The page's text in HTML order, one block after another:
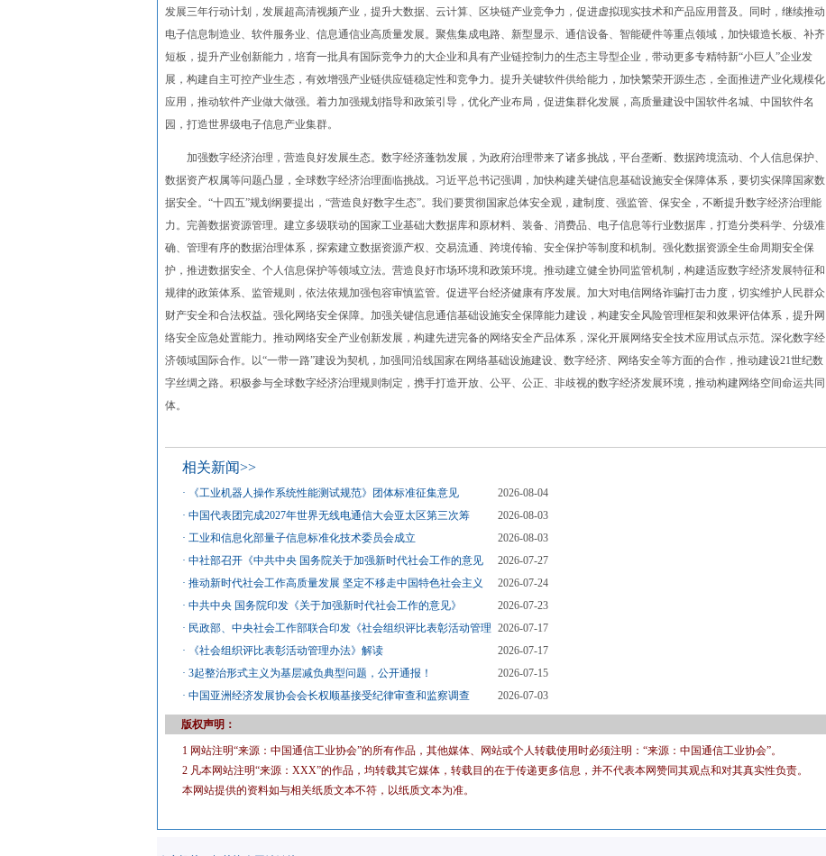
发展三年行动计划，发展超高清视频产业，提升大数据、云计算、区块链产业竞争力，促进虚拟现实技术和产品应用普及。同时，继续推动
电子信息制造业、软件服务业、信息通信业高质量发展。聚焦集成电路、新型显示、通信设备、智能硬件等重点领域，加快锻造长板、补齐
短板，提升产业创新能力，培育一批具有国际竞争力的大企业和具有产业链控制力的生态主导型企业，带动更多专精特新“小巨人”企业发
展，构建自主可控产业生态，有效增强产业链供应链稳定性和竞争力。提升关键软件供给能力，加快繁荣开源生态，全面推进产业化规模化
应用，推动软件产业做大做强。着力加强规划指导和政策引导，优化产业布局，促进集群化发展，高质量建设中国软件名城、中国软件名
园，打造世界级电子信息产业集群。
加强数字经济治理，营造良好发展生态。数字经济蓬勃发展，为政府治理带来了诸多挑战，平台垄断、数据跨境流动、个人信息保护、
数据资产权属等问题凸显，全球数字经济治理面临挑战。习近平总书记强调，加快构建关键信息基础设施安全保障体系，要切实保障国家数
据安全。“十四五”规划纲要提出，“营造良好数字生态”。我们要贯彻国家总体安全观，建制度、强监管、保安全，不断提升数字经济治理能
力。完善数据资源管理。建立多级联动的国家工业基础大数据库和原材料、装备、消费品、电子信息等行业数据库，打造分类科学、分级准
确、管理有序的数据治理体系，探索建立数据资源产权、交易流通、跨境传输、安全保护等制度和机制。强化数据资源全生命周期安全保
护，推进数据安全、个人信息保护等领域立法。营造良好市场环境和政策环境。推动建立健全协同监管机制，构建适应数字经济发展特征和
规律的政策体系、监管规则，依法依规加强包容审慎监管。促进平台经济健康有序发展。加大对电信网络诈骗打击力度，切实维护人民群众
财产安全和合法权益。强化网络安全保障。加强关键信息通信基础设施安全保障能力建设，构建安全风险管理框架和效果评估体系，提升网
络安全应急处置能力。推动网络安全产业创新发展，构建先进完备的网络安全产品体系，深化开展网络安全技术应用试点示范。深化数字经
济领域国际合作。以“一带一路”建设为契机，加强同沿线国家在网络基础设施建设、数字经济、网络安全等方面的合作，推动建设21世纪数
字丝绸之路。积极参与全球数字经济治理规则制定，携手打造开放、公平、公正、非歧视的数字经济发展环境，推动构建网络空间命运共同
体。
相关新闻>>
· 《工业机器人操作系统性能测试规范》团体标准征集意见
2026-08-04
· 中国代表团完成2027年世界无线电通信大会亚太区第三次筹
2026-08-03
· 工业和信息化部量子信息标准化技术委员会成立
2026-08-03
· 中社部召开《中共中央 国务院关于加强新时代社会工作的意见
2026-07-27
· 推动新时代社会工作高质量发展 坚定不移走中国特色社会主义
2026-07-24
· 中共中央 国务院印发《关于加强新时代社会工作的意见》
2026-07-23
· 民政部、中央社会工作部联合印发《社会组织评比表彰活动管理 2026-07-17
·
《社会组织评比表彰活动管理办法》解读
2026-07-17
· 3起整治形式主义为基层减负典型问题，公开通报！
2026-07-15
· 中国亚洲经济发展协会会长权顺基接受纪律审查和监察调查 2026-07-03
版权声明：
1 网站注明“来源：中国通信工业协会”的所有作品，其他媒体、网站或个人转载使用时必须注明：“来源：中国通信工业协会”。
2 凡本网站注明“来源：XXX”的作品，均转载其它媒体，转载目的在于传递更多信息，并不代表本网赞同其观点和对其真实性负责。
本网站提供的资料如与相关纸质文本不符，以纸质文本为准。